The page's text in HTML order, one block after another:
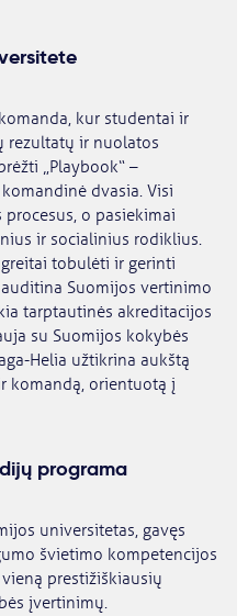
kur studentai ir
rezultatų ir nuolatos
„Playbook“ –
dvasia. Visi
o pasiekimai
ir socialinius rodiklius.
tobulėti ir gerinti
Suomijos vertinimo
tarptautinės akreditacijos
su Suomijos kokybės
Helia užtikrina aukštą
komandą, orientuotą į
programa
universitetas, gavęs
švietimo kompetencijos
vieną prestižiškiausių
įvertinimų.